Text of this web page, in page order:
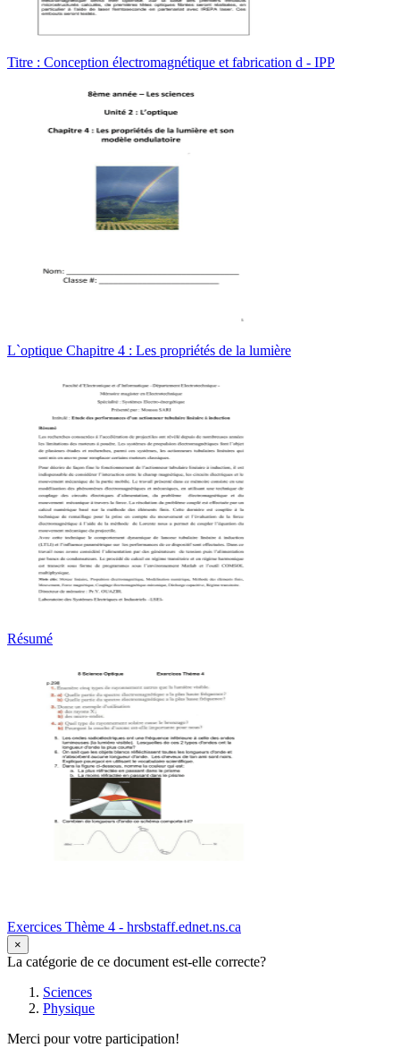
Titre : Conception électromagnétique et fabrication d - IPP
L`optique Chapitre 4 : Les propriétés de la lumière
Résumé
Exercices Thème 4 - hrsbstaff.ednet.ns.ca
×
La catégorie de ce document est-elle correcte?
Sciences
Physique
Merci pour votre participation!